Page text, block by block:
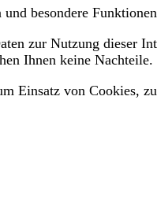
besondere
zur Nutzung dieser
Ihnen keine Nachteile.
von Cookies,